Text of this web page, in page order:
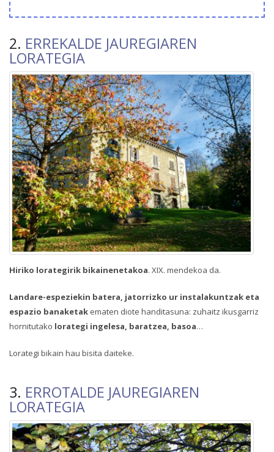
2. ERREKALDE JAUREGIAREN
LORATEGIA
Hiriko lorategirik bikainenetakoa. XIX. mendekoa da.
Landare-espeziekin batera, jatorrizko ur instalakuntzak eta
espazio banaketak ematen diote handitasuna: zuhaitz ikusgarriz
hornitutako lorategi ingelesa, baratzea, basoa…
Lorategi bikain hau bisita daiteke.
3. ERROTALDE JAUREGIAREN
LORATEGIA